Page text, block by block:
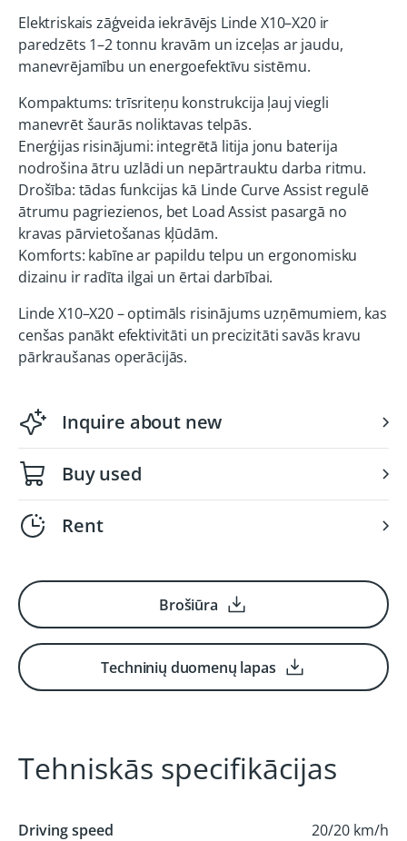
Elektriskais zāģveida iekrāvējs Linde X10–X20 ir
paredzēts 1–2 tonnu kravām un izceļas ar jaudu,
manevrējamību un energoefektīvu sistēmu.
Kompaktums: trīsriteņu konstrukcija ļauj viegli
manevrēt šaurās noliktavas telpās.
Enerģijas risinājumi: integrētā litija jonu baterija
nodrošina ātru uzlādi un nepārtrauktu darba ritmu.
Drošība: tādas funkcijas kā Linde Curve Assist regulē
ātrumu pagriezienos, bet Load Assist pasargā no
kravas pārvietošanas kļūdām.
Komforts: kabīne ar papildu telpu un ergonomisku
dizainu ir radīta ilgai un ērtai darbībai.
Linde X10–X20 – optimāls risinājums uzņēmumiem, kas
cenšas panākt efektivitāti un precizitāti savās kravu
pārkraušanas operācijās.
Inquire about new
Buy used
Rent
Brošiūra
Techninių duomenų lapas
Tehniskās specifikācijas
Driving speed 20/20 km/h